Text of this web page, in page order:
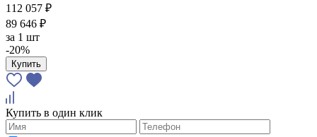
112 057 ₽
89 646 ₽
за 1 шт
-20%
Купить
Купить в один клик